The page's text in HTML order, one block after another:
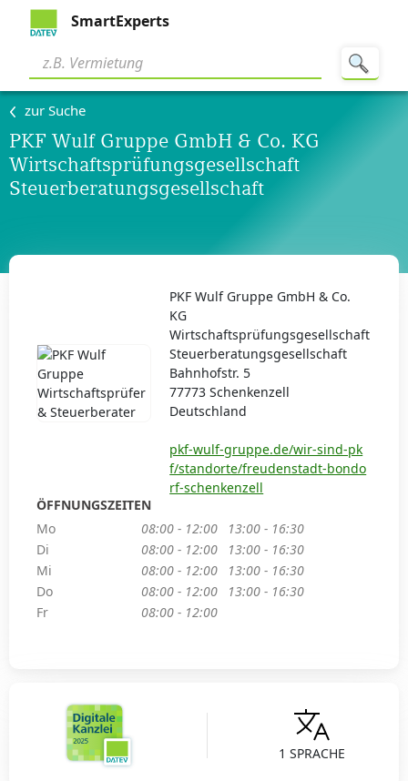
SmartExperts
zur Suche
PKF Wulf Gruppe GmbH & Co. KG
Wirtschaftsprüfungsgesellschaft
Steuerberatungsgesellschaft
1 SPRACHE
PKF Wulf Gruppe GmbH & Co.
KG
Wirtschaftsprüfungsgesellschaft
Steuerberatungsgesellschaft
Bahnhofstr. 5
77773 Schenkenzell
Deutschland
pkf-wulf-gruppe.de/wir-sind-pk
f/standorte/freudenstadt-bondo
rf-schenkenzell
ÖFFNUNGSZEITEN
Mo
08:00 - 12:00
13:00 - 16:30
Di
08:00 - 12:00
13:00 - 16:30
Mi
08:00 - 12:00
13:00 - 16:30
Do
08:00 - 12:00
13:00 - 16:30
Fr
08:00 - 12:00